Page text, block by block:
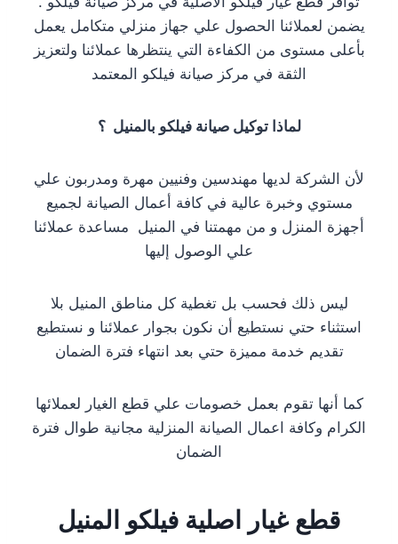
يضمن لعملائنا الحصول علي جهاز منزلي متكامل يعمل
بأعلى مستوى من الكفاءة التي ينتظرها عملائنا ولتعزيز
الثقة في مركز صيانة فيلكو المعتمد
لماذا توكيل صيانة فيلكو بالمنيل ؟
لأن الشركة لديها مهندسين وفنيين مهرة ومدربون علي
مستوي وخبرة عالية في كافة أعمال الصيانة لجميع
أجهزة المنزل و من مهمتنا في المنيل مساعدة عملائنا
علي الوصول إليها
ليس ذلك فحسب بل تغطية كل مناطق المنيل بلا
استثناء حتي نستطيع أن نكون بجوار عملائنا و نستطيع
تقديم خدمة مميزة حتي بعد انتهاء فترة الضمان
كما أنها تقوم بعمل خصومات علي قطع الغيار لعملائها
الكرام وكافة اعمال الصيانة المنزلية مجانية طوال فترة
الضمان
قطع غيار اصلية فيلكو المنيل